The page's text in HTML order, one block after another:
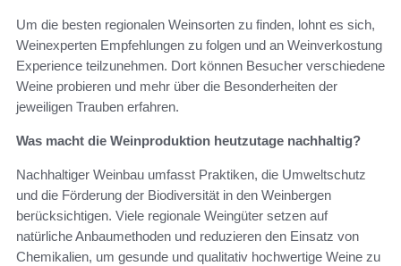
Um die besten regionalen Weinsorten zu finden, lohnt es sich,
Weinexperten Empfehlungen zu folgen und an Weinverkostung
Experience teilzunehmen. Dort können Besucher verschiedene
Weine probieren und mehr über die Besonderheiten der
jeweiligen Trauben erfahren.
Was macht die Weinproduktion heutzutage nachhaltig?
Nachhaltiger Weinbau umfasst Praktiken, die Umweltschutz
und die Förderung der Biodiversität in den Weinbergen
berücksichtigen. Viele regionale Weingüter setzen auf
natürliche Anbaumethoden und reduzieren den Einsatz von
Chemikalien, um gesunde und qualitativ hochwertige Weine zu